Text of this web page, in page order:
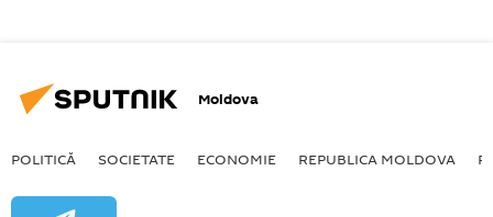
Moldova
POLITICĂ SOCIETATE ECONOMIE REPUBLICA MOLDOVA